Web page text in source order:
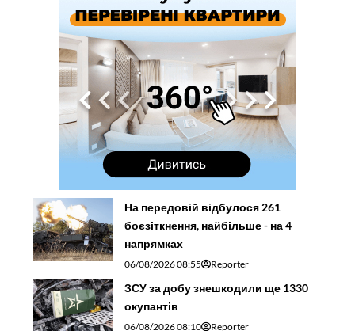
На передовій відбулося 261
боєзіткнення, найбільше - на 4
напрямках
06/08/2026 08:55 Reporter
ЗСУ за добу знешкодили ще 1330
окупантів
06/08/2026 08:10 Reporter